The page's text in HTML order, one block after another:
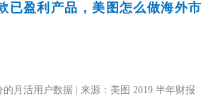
已盈利产品，美图怎么做海外市
月活用户数据 | 来源：美图 2019 半年财报